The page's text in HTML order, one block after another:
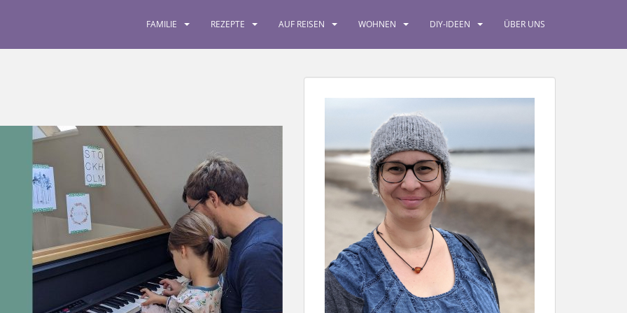
FAMILIE REZEPTE AUF REISEN WOHNEN DIY-IDEEN ÜBER UNS